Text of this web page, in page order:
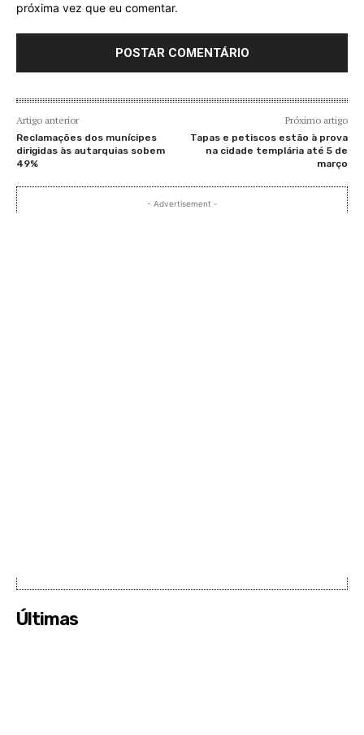
próxima vez que eu comentar.
Artigo anterior
Reclamações dos munícipes
dirigidas às autarquias sobem
49%
Próximo artigo
Tapas e petiscos estão à prova
na cidade templária até 5 de
março
- Advertisement -
Últimas